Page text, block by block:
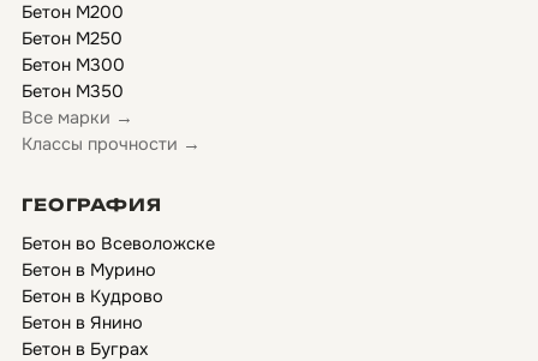
Бетон М200
Бетон М250
Бетон М300
Бетон М350
Все марки →
Классы прочности →
ГЕОГРАФИЯ
Бетон во Всеволожске
Бетон в Мурино
Бетон в Кудрово
Бетон в Янино
Бетон в Буграх